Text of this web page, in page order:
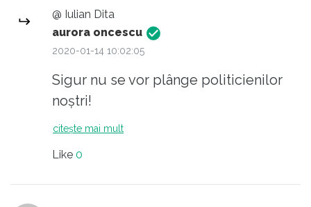
@ Iulian Dita
aurora oncescu
2020-01-14 10:02:05
Sigur nu se vor plânge politicienilor
noștri!
citește mai mult
Like 0